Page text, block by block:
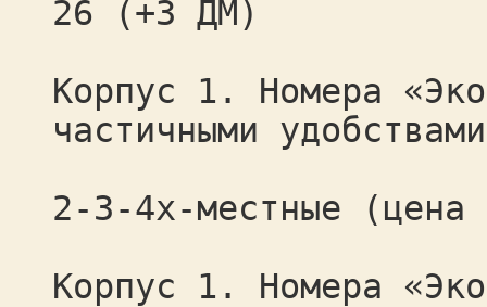
26 (+3 ДМ)
Корпус 1. Номера
частичными
2-3-4х-местные
Корпус 1. Номера